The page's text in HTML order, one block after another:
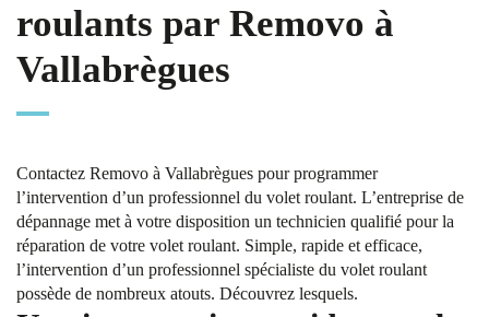
roulants par Removo à
Vallabrègues
Contactez Removo à Vallabrègues pour programmer
l’intervention d’un professionnel du volet roulant. L’entreprise de
dépannage met à votre disposition un technicien qualifié pour la
réparation de votre volet roulant. Simple, rapide et efficace,
l’intervention d’un professionnel spécialiste du volet roulant
possède de nombreux atouts. Découvrez lesquels.